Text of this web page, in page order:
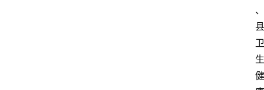
、
县
卫
生
健